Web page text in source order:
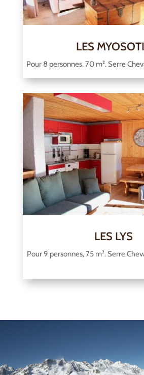
LES
Pour 8 personnes, 70 m². Serre
LES LYS
Pour 9 personnes, 75 m². Serre